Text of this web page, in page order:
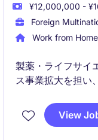
¥12,000,000 -
Foreign
Work from
製薬・ライフサイ
ス事業拡大を担い
ームと連携しなが
変革を推進するマ
View